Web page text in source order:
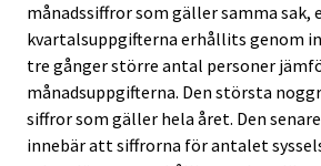
månadssiffror som gäller samma sak,
kvartalsuppgifterna erhållits genom
tre gånger större antal personer
månadsuppgifterna. Den största
siffror som gäller hela året. Den
innebär att siffrorna för antalet